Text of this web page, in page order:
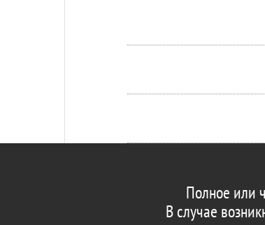
Полное или
В случае